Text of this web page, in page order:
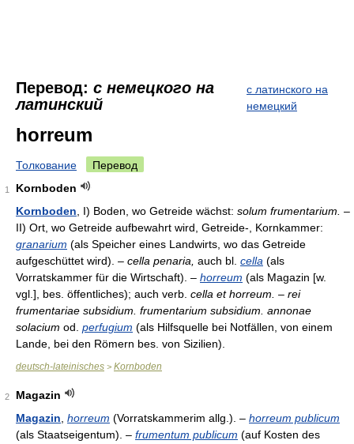
Перевод: с немецкого на
латинский
с латинского на
немецкий
horreum
Толкование Перевод
1
Kornboden
Kornboden , I) Boden, wo Getreide wächst: solum frumentarium. –
II) Ort, wo Getreide aufbewahrt wird, Getreide-, Kornkammer:
granarium (als Speicher eines Landwirts, wo das Getreide
aufgeschüttet wird). – cella penaria, auch bl. cella (als
Vorratskammer für die Wirtschaft). – horreum (als Magazin [w.
vgl.], bes. öffentliches); auch verb. cella et horreum. – rei
frumentariae subsidium. frumentarium subsidium. annonae
solacium od. perfugium (als Hilfsquelle bei Notfällen, von einem
Lande, bei den Römern bes. von Sizilien).
deutsch-lateinisches > Kornboden
2
Magazin
Magazin horreum (Vorratskammerim allg.). – horreum publicum
(als Staatseigentum). – frumentum publicum (auf Kosten des